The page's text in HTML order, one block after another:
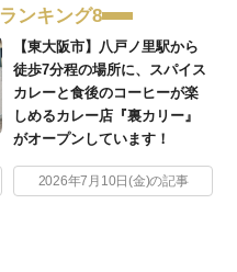
ランキング8
【東大阪市】八戸ノ里駅から
徒歩7分程の場所に、スパイス
カレーと食後のコーヒーが楽
しめるカレー店『裏カリー』
がオープンしています！
2026年7月10日(金)の記事